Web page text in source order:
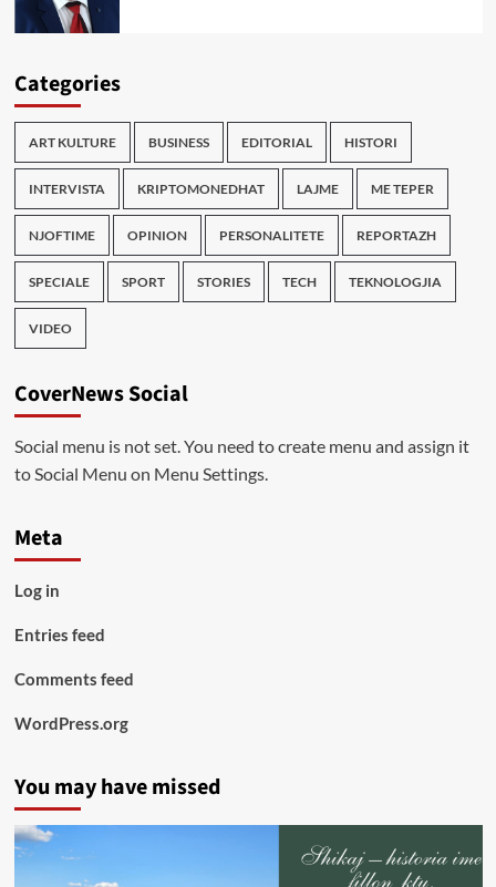
Categories
ART KULTURE BUSINESS EDITORIAL HISTORI
INTERVISTA KRIPTOMONEDHAT LAJME ME TEPER
NJOFTIME OPINION PERSONALITETE REPORTAZH
SPECIALE SPORT STORIES TECH TEKNOLOGJIA
VIDEO
CoverNews Social
Social menu is not set. You need to create menu and assign it
to Social Menu on Menu Settings.
Meta
Log in
Entries feed
Comments feed
WordPress.org
You may have missed